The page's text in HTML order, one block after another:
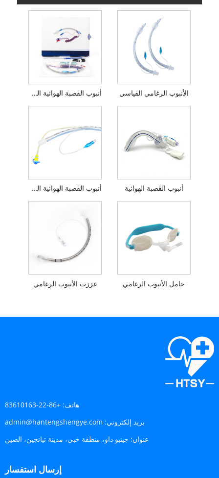
أنبوب القصبة الهوائية الكهربائي الأنبوب الرغامي القياسي
أنبوب القصبة الهوائية المقوى مع منفذ الشفط أنبوب القصبة الهوائية
عززت الأنبوب الرغامي حامل الأنبوب الرغامي
هاتف: +86-22-83610163
بريد إلكتروني: admin@hantengshengye.com
عنوان: جينبو داو، منطقة خبي، مدينة تيانجين، الصين
إرسال استفسار